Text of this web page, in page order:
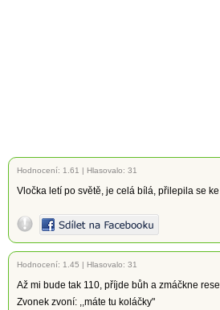
Hodnocení: 1.61 | Hlasovalo: 31
Vločka letí po světě, je celá bílá, přilepila se
Hodnocení: 1.45 | Hlasovalo: 31
Až mi bude tak 110, příjde bůh a zmáčkne
Zvonek zvoní: ,,máte tu koláčky"